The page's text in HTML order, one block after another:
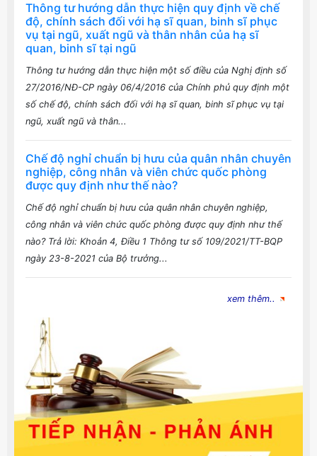
Thông tư hướng dẫn thực hiện quy định về chế
độ, chính sách đối với hạ sĩ quan, binh sĩ phục
vụ tại ngũ, xuất ngũ và thân nhân của hạ sĩ
quan, binh sĩ tại ngũ
Thông tư hướng dẫn thực hiện một số điều của Nghị định số
27/2016/NĐ-CP ngày 06/4/2016 của Chính phủ quy định một
số chế độ, chính sách đối với hạ sĩ quan, binh sĩ phục vụ tại
ngũ, xuất ngũ và thân...
Chế độ nghỉ chuẩn bị hưu của quân nhân chuyên
nghiệp, công nhân và viên chức quốc phòng
được quy định như thế nào?
Chế độ nghỉ chuẩn bị hưu của quân nhân chuyên nghiệp,
công nhân và viên chức quốc phòng được quy định như thế
nào? Trả lời: Khoản 4, Điều 1 Thông tư số 109/2021/TT-BQP
ngày 23-8-2021 của Bộ trưởng...
xem thêm..